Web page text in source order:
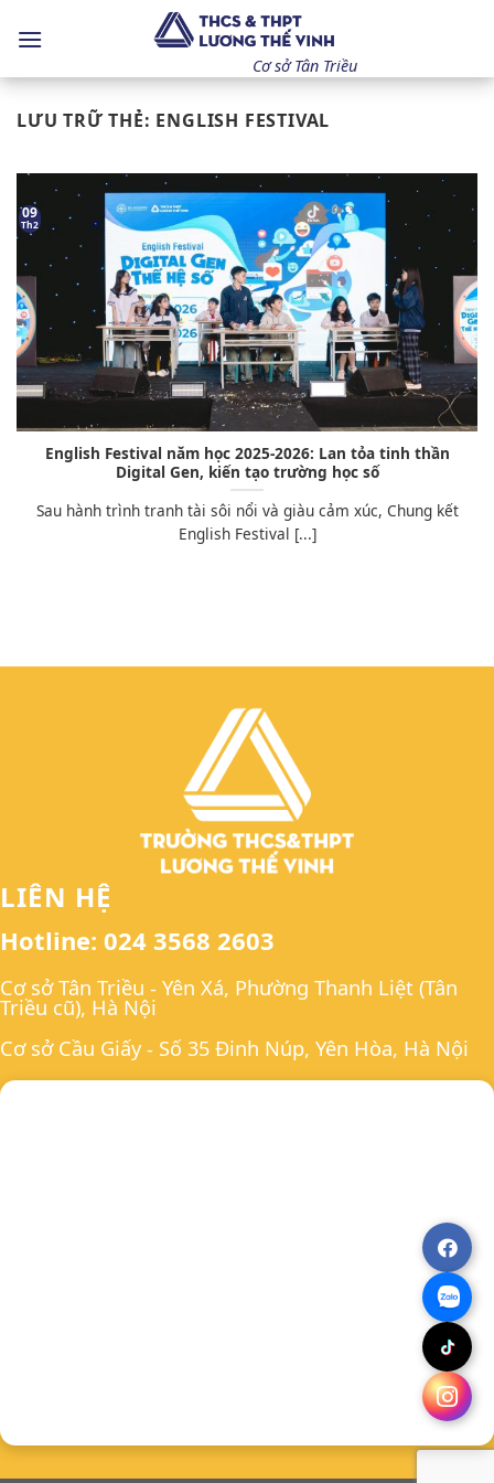
qua
Cơ sở Tân Triều
LƯU TRỮ THẺ: ENGLISH FESTIVAL
English Festival năm học 2025-2026: Lan tỏa tinh thần
Digital Gen, kiến tạo trường học số
Sau hành trình tranh tài sôi nổi và giàu cảm xúc, Chung kết
English Festival [...]
09
Th2
LIÊN HỆ
Hotline: 024 3568 2603
Cơ sở Tân Triều - Yên Xá, Phường Thanh Liệt (Tân
Triều cũ), Hà Nội
Cơ sở Cầu Giấy - Số 35 Đinh Núp, Yên Hòa, Hà Nội